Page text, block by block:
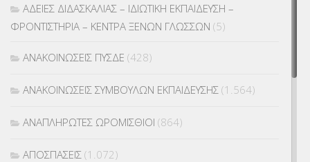
ΑΔΕΙΕΣ ΔΙΔΑΣΚΑΛΙΑΣ – ΙΔΙΩΤΙΚΗ ΕΚΠΑΙΔΕΥΣΗ –
ΦΡΟΝΤΙΣΤΗΡΙΑ – ΚΕΝΤΡΑ ΞΕΝΩΝ ΓΛΩΣΣΩΝ (5)
ΑΝΑΚΟΙΝΩΣΕΙΣ ΠΥΣΔΕ (428)
ΑΝΑΚΟΙΝΩΣΕΙΣ ΣΥΜΒΟΥΛΩΝ ΕΚΠΑΙΔΕΥΣΗΣ (1.564)
ΑΝΑΠΛΗΡΩΤΕΣ ΩΡΟΜΙΣΘΙΟΙ (864)
ΑΠΟΣΠΑΣΕΙΣ (1.072)